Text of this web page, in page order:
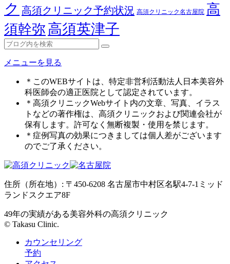
ク 高須クリニック予約状況 高須クリニック名古屋院 高
須幹弥 高須英津子
メニューを見る
＊このWEBサイトは、特定非営利活動法人日本美容外
科医師会の適正医院として認定されています。
＊高須クリニックWebサイト内の文章、写真、イラス
トなどの著作権は、高須クリニックおよび関連会社が
保有します。許可なく無断複製・使用を禁じます。
＊症例写真の効果につきましては個人差がございます
のでご了承ください。
住所（所在地）: 〒450-6208 名古屋市中村区名駅4-7-1ミッド
ランドスクエア8F
49年の実績がある美容外科の高須クリニック
© Takasu Clinic.
カウンセリング
予約